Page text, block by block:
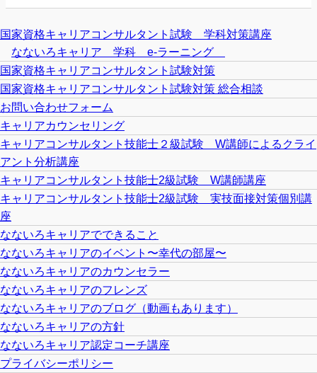
国家資格キャリアコンサルタント試験 学科対策講座
なないろキャリア 学科 e-ラーニング
国家資格キャリアコンサルタント試験対策
国家資格キャリアコンサルタント試験対策 総合相談
お問い合わせフォーム
キャリアカウンセリング
キャリアコンサルタント技能士２級試験 W講師によるクライ
アント分析講座
キャリアコンサルタント技能士2級試験 W講師講座
キャリアコンサルタント技能士2級試験 実技面接対策個別講
座
なないろキャリアでできること
なないろキャリアのイベント〜幸代の部屋〜
なないろキャリアのカウンセラー
なないろキャリアのフレンズ
なないろキャリアのブログ（動画もあります）
なないろキャリアの方針
なないろキャリア認定コーチ講座
プライバシーポリシー